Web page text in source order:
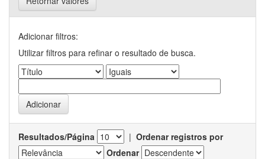
Adicionar filtros:
Utilizar filtros para refinar o resultado de busca.
Resultados/Página | Ordenar registros por
Ordenar